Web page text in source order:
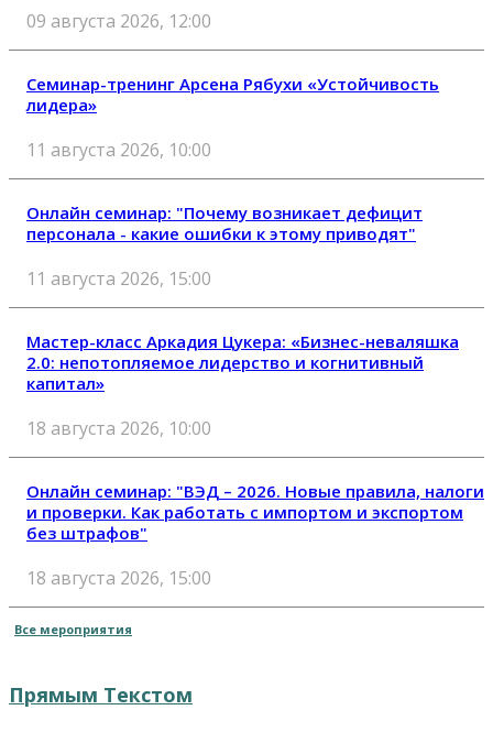
09 августа 2026, 12:00
Семинар-тренинг Арсена Рябухи «Устойчивость
лидера»
11 августа 2026, 10:00
Онлайн семинар: "Почему возникает дефицит
персонала - какие ошибки к этому приводят"
11 августа 2026, 15:00
Мастер-класс Аркадия Цукера: «Бизнес-неваляшка
2.0: непотопляемое лидерство и когнитивный
капитал»
18 августа 2026, 10:00
Онлайн семинар: "ВЭД – 2026. Новые правила, налоги
и проверки. Как работать с импортом и экспортом
без штрафов"
18 августа 2026, 15:00
Все мероприятия
Прямым Текстом